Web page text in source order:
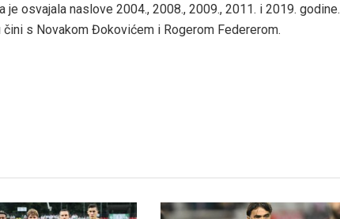
osvajala naslove 2004., 2008., 2009., 2011. i 2019. godine.
s Novakom Đokovićem i Rogerom Federerom.